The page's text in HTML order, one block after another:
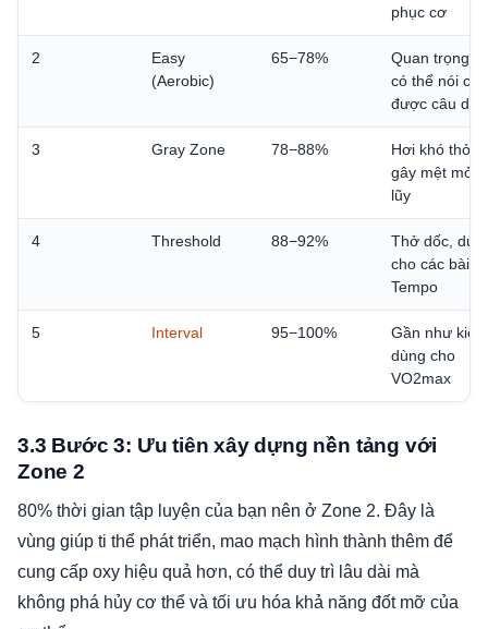
phục cơ
2
Easy
(Aerobic)
65−78%
Quan trọng
có thể nói
được câu dài
3 Gray Zone 78−88%
Hơi khó thở,
gây mệt mỏi
lũy
4 Threshold 88−92%
Thở dốc,
cho các bài
Tempo
5 Interval 95−100%
Gần như kiệt
dùng cho
VO2max
3.3 Bước 3: Ưu tiên xây dựng nền tảng với
Zone 2
80% thời gian tập luyện của bạn nên ở Zone 2. Đây là
vùng giúp ti thể phát triển, mao mạch hình thành thêm để
cung cấp oxy hiệu quả hơn, có thể duy trì lâu dài mà
không phá hủy cơ thể và tối ưu hóa khả năng đốt mỡ của